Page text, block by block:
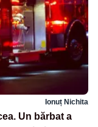
Ionuț Nichita
Un bărbat a